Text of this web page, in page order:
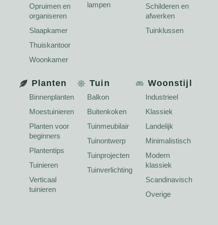
Opruimen en
organiseren
Slaapkamer
Thuiskantoor
Woonkamer
lampen
Schilderen en
afwerken
Tuinklussen
Planten
Binnenplanten
Moestuinieren
Planten voor
beginners
Plantentips
Tuinieren
Verticaal
tuinieren
Tuin
Balkon
Buitenkoken
Tuinmeubilair
Tuinontwerp
Tuinprojecten
Tuinverlichting
Woonstijl
Industrieel
Klassiek
Landelijk
Minimalistisch
Modern
klassiek
Scandinavisch
Overige